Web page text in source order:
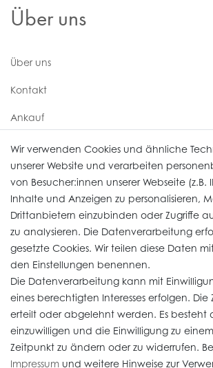
Über uns
Über uns
Kontakt
Ankauf
Uhren Service
Vertrag widerrufen
Informationen
Widerrufs­recht
Impressum
Wir verwenden Cookies und ähnliche
unserer Website und verarbeiten
von Besucher:innen unserer Webseite (z.B.
Inhalte und Anzeigen zu personalisieren,
Drittanbietern einzubinden oder Zugriffe
zu analysieren. Die Datenverarbeitung
gesetzte Cookies. Wir teilen diese Daten
den Einstellungen benennen.
Die Datenverarbeitung kann mit
eines berechtigten Interesses erfolgen. Die
erteilt oder abgelehnt werden. Es besteht
einzuwilligen und die Einwilligung zu
Zeitpunkt zu ändern oder zu widerrufen.
Impressum und weitere Hinweise zur